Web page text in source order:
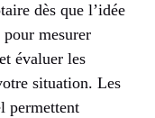
dès que l’idée
mesurer
évaluer les
situation. Les
permettent